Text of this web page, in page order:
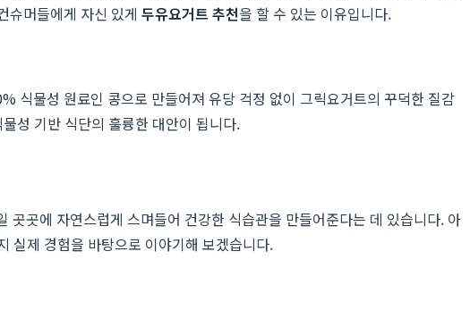
슈머들에게 자신 있게 두유요거트 추천을 할 수 있는 이유입니다.
식물성 원료인 콩으로 만들어져 유당 걱정 없이 그릭요거트의 꾸덕한 질감
성 기반 식단의 훌륭한 대안이 됩니다.
곳에 자연스럽게 스며들어 건강한 식습관을 만들어준다는 데 있습니다. 아
실제 경험을 바탕으로 이야기해 보겠습니다.